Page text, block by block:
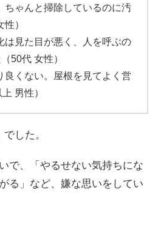
ちゃんと掃除しているのに汚
）
は見た目が悪く、人を呼ぶの
50代 女性）
良くない。屋根を見てよく営
男性）
した。
で、「やるせない気持ちにな
る」など、嫌な思いをしてい